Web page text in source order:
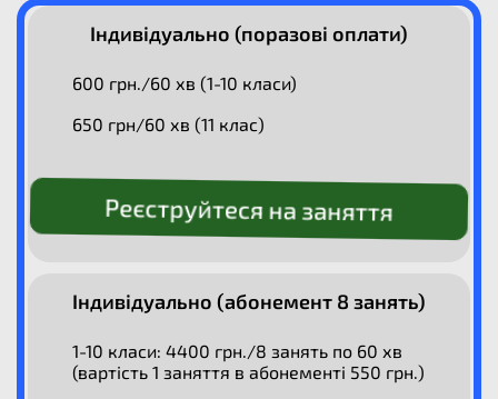
Індивідуально (поразові оплати)
600 грн./60 хв (1-10 класи)
650 грн/60 хв (11 клас)
Реєструйтеся на заняття
Індивідуально (абонемент 8 занять)
1-10 класи: 4400 грн./8 занять по 60 хв
(вартість 1 заняття в абонементі 550 грн.)